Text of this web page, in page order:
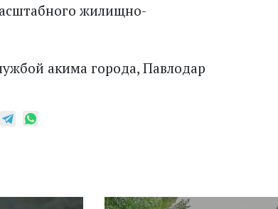
жилищно-
акима города, Павлодар